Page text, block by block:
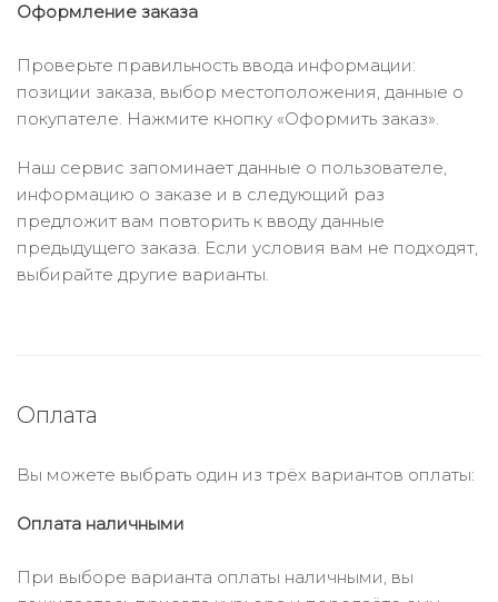
Оформление заказа
Проверьте правильность ввода информации:
позиции заказа, выбор местоположения, данные о
покупателе. Нажмите кнопку «Оформить заказ».
Наш сервис запоминает данные о пользователе,
информацию о заказе и в следующий раз
предложит вам повторить к вводу данные
предыдущего заказа. Если условия вам не подходят,
выбирайте другие варианты.
Оплата
Вы можете выбрать один из трёх вариантов оплаты:
Оплата наличными
При выборе варианта оплаты наличными, вы